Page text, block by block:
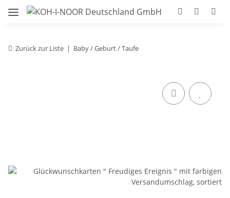
Zurück zur Liste Baby / Geburt / Taufe